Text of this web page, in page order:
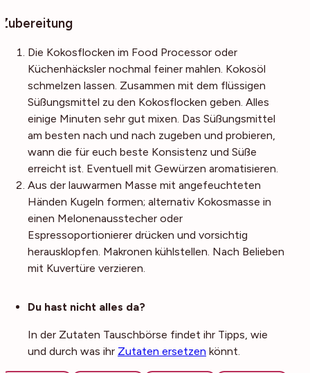
Zubereitung
Die Kokosflocken im Food Processor oder
Küchenhäcksler nochmal feiner mahlen. Kokosöl
schmelzen lassen. Zusammen mit dem flüssigen
Süßungsmittel zu den Kokosflocken geben. Alles
einige Minuten sehr gut mixen. Das Süßungsmittel
am besten nach und nach zugeben und probieren,
wann die für euch beste Konsistenz und Süße
erreicht ist. Eventuell mit Gewürzen aromatisieren.
Aus der lauwarmen Masse mit angefeuchteten
Händen Kugeln formen; alternativ Kokosmasse in
einen Melonenausstecher oder
Espressoportionierer drücken und vorsichtig
herausklopfen. Makronen kühlstellen. Nach Belieben
mit Kuvertüre verzieren.
Du hast nicht alles da?
In der Zutaten Tauschbörse findet ihr Tipps, wie
und durch was ihr Zutaten ersetzen könnt.